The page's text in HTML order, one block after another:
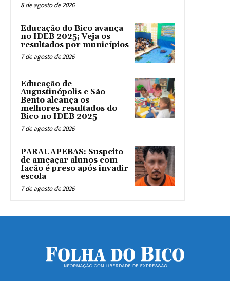
8 de agosto de 2026
Educação do Bico avança
no IDEB 2025; Veja os
resultados por municípios
7 de agosto de 2026
Educação de
Augustinópolis e São
Bento alcança os
melhores resultados do
Bico no IDEB 2025
7 de agosto de 2026
PARAUAPEBAS: Suspeito
de ameaçar alunos com
facão é preso após invadir
escola
7 de agosto de 2026